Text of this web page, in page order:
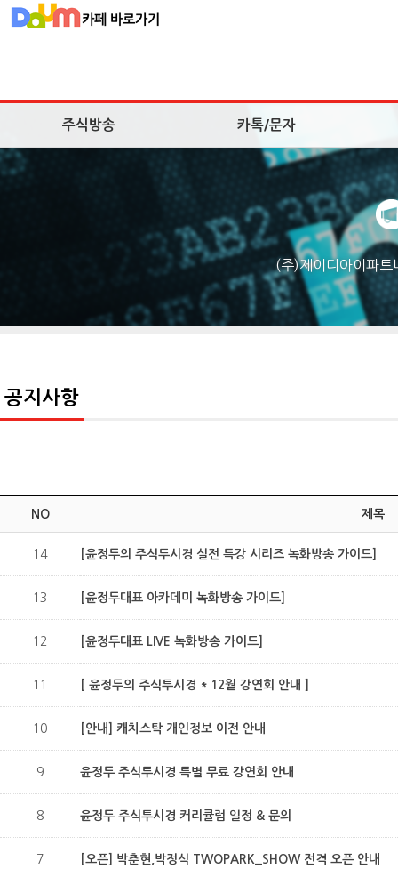
주식방송 카톡/문자
(주)제이디아이파트
공지사항
NO 제목
14 [윤정두의 주식투시경 실전 특강 시리즈 녹화방송 가이드]
13 [윤정두대표 아카데미 녹화방송 가이드]
12 [윤정두대표 LIVE 녹화방송 가이드]
11 [ 윤정두의 주식투시경 * 12월 강연회 안내 ]
10 [안내] 캐치스탁 개인정보 이전 안내
9 윤정두 주식투시경 특별 무료 강연회 안내
8 윤정두 주식투시경 커리큘럼 일정 & 문의
7 [오픈] 박춘현,박정식 TWOPARK_SHOW 전격 오픈 안내